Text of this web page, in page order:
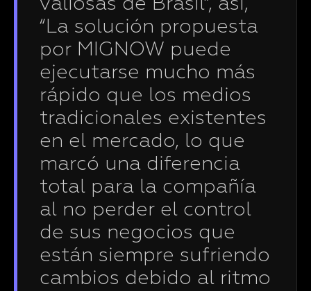
valiosas de Brasil”, así,
“La solución propuesta
por MIGNOW puede
ejecutarse mucho más
rápido que los medios
tradicionales existentes
en el mercado, lo que
marcó una diferencia
total para la compañía
al no perder el control
de sus negocios que
están siempre sufriendo
cambios debido al ritmo